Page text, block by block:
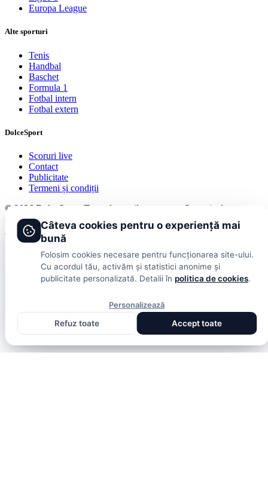
Europa League
Alte sporturi
Tenis
Handbal
Baschet
Formula 1
Fotbal intern
Fotbal extern
DolceSport
Scoruri live
Contact
Publicitate
Termeni și condiții
© 2026 DolceSport. Toate drepturile rezervate.
Scoruri, clasamente
și analize din toate competițiile
Fotbal intern Fotbal extern Scoruri live
Câteva cookies pentru o experiență mai
bună
Folosim cookies necesare pentru funcționarea site-ului.
Cu acordul tău, activăm și statistici anonime și
publicitate personalizată. Detalii în politica de cookies.
Personalizează
Refuz toate
Accept toate